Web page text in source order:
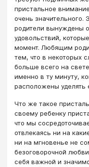
пристальное
очень значительного.
родители вынуждены
удовольствий,
момент. Любящим
тем, что в некоторых
больше всего на
именно в ту минуту,
расположены уделять
Что же такое
своему ребенку
что мы
отвлекаясь ни на
ни на мгновенье не
безоговорочной
себя важной и